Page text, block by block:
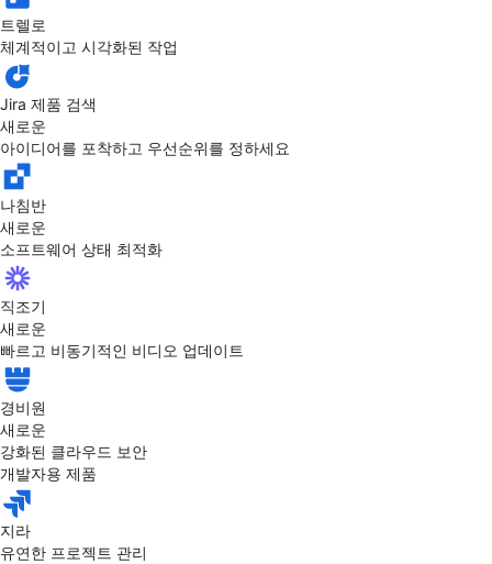
트렐로
체계적이고 시각화된 작업
Jira 제품 검색
새로운
아이디어를 포착하고 우선순위를 정하세요
나침반
새로운
소프트웨어 상태 최적화
직조기
새로운
빠르고 비동기적인 비디오 업데이트
경비원
새로운
강화된 클라우드 보안
개발자용 제품
지라
유연한 프로젝트 관리